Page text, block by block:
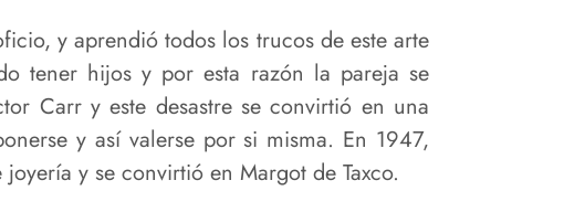
y aprendió todos los trucos de este arte
tener hijos y por esta razón la pareja se
Carr y este desastre se convirtió en una
y así valerse por si misma. En 1947,
y se convirtió en Margot de Taxco.